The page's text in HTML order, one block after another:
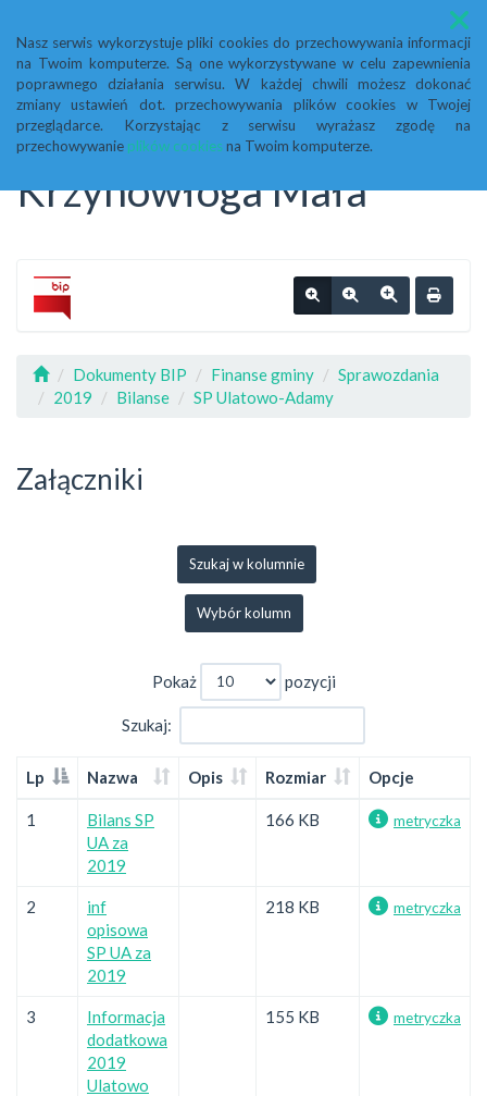
Nasz serwis wykorzystuje pliki cookies do przechowywania informacji
na Twoim komputerze. Są one wykorzystywane w celu zapewnienia
poprawnego działania serwisu. W każdej chwili możesz dokonać
zmiany ustawień dot. przechowywania plików cookies w Twojej
przeglądarce. Korzystając z serwisu wyrażasz zgodę na
przechowywanie plików cookiesna Twoim komputerze.
Menu
Biuletyn Informacji
Publicznej Urząd Gminy
Krzynowłoga Mała
Dokumenty BIP Finanse gminy
Sprawozdania
2019
Bilanse SP Ulatowo-Adamy
Załączniki
Szukaj w kolumnie
Wybór kolumn
Pokaż pozycji
Szukaj:
Lp Nazwa Opis Rozmiar Opcje
1
Bilans SP
UA za
2019
166 KB metryczka
2
inf
opisowa
SP UA za
2019
218 KB metryczka
3
Informacja
dodatkowa
2019
Ulatowo
155 KB metryczka